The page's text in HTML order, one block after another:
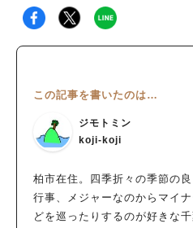
この記事を書いたのは…
ジモトミン
koji-koji
柏市在住。四季折々の季節の
行事、メジャーなのからマイ
どを巡ったりするのが好きな